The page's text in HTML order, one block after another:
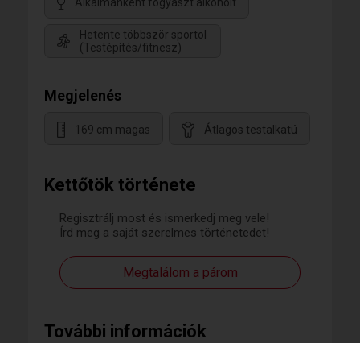
Kettőtök története
Regisztrálj most és ismerkedj meg vele!
Írd meg a saját szerelmes történetedet!
Megtalálom a párom
További információk
Alkalmanként fogyaszt alkoholt
Hetente többször sportol
(Testépítés/fitnesz)
Megjelenés
169 cm magas Átlagos testalkatú